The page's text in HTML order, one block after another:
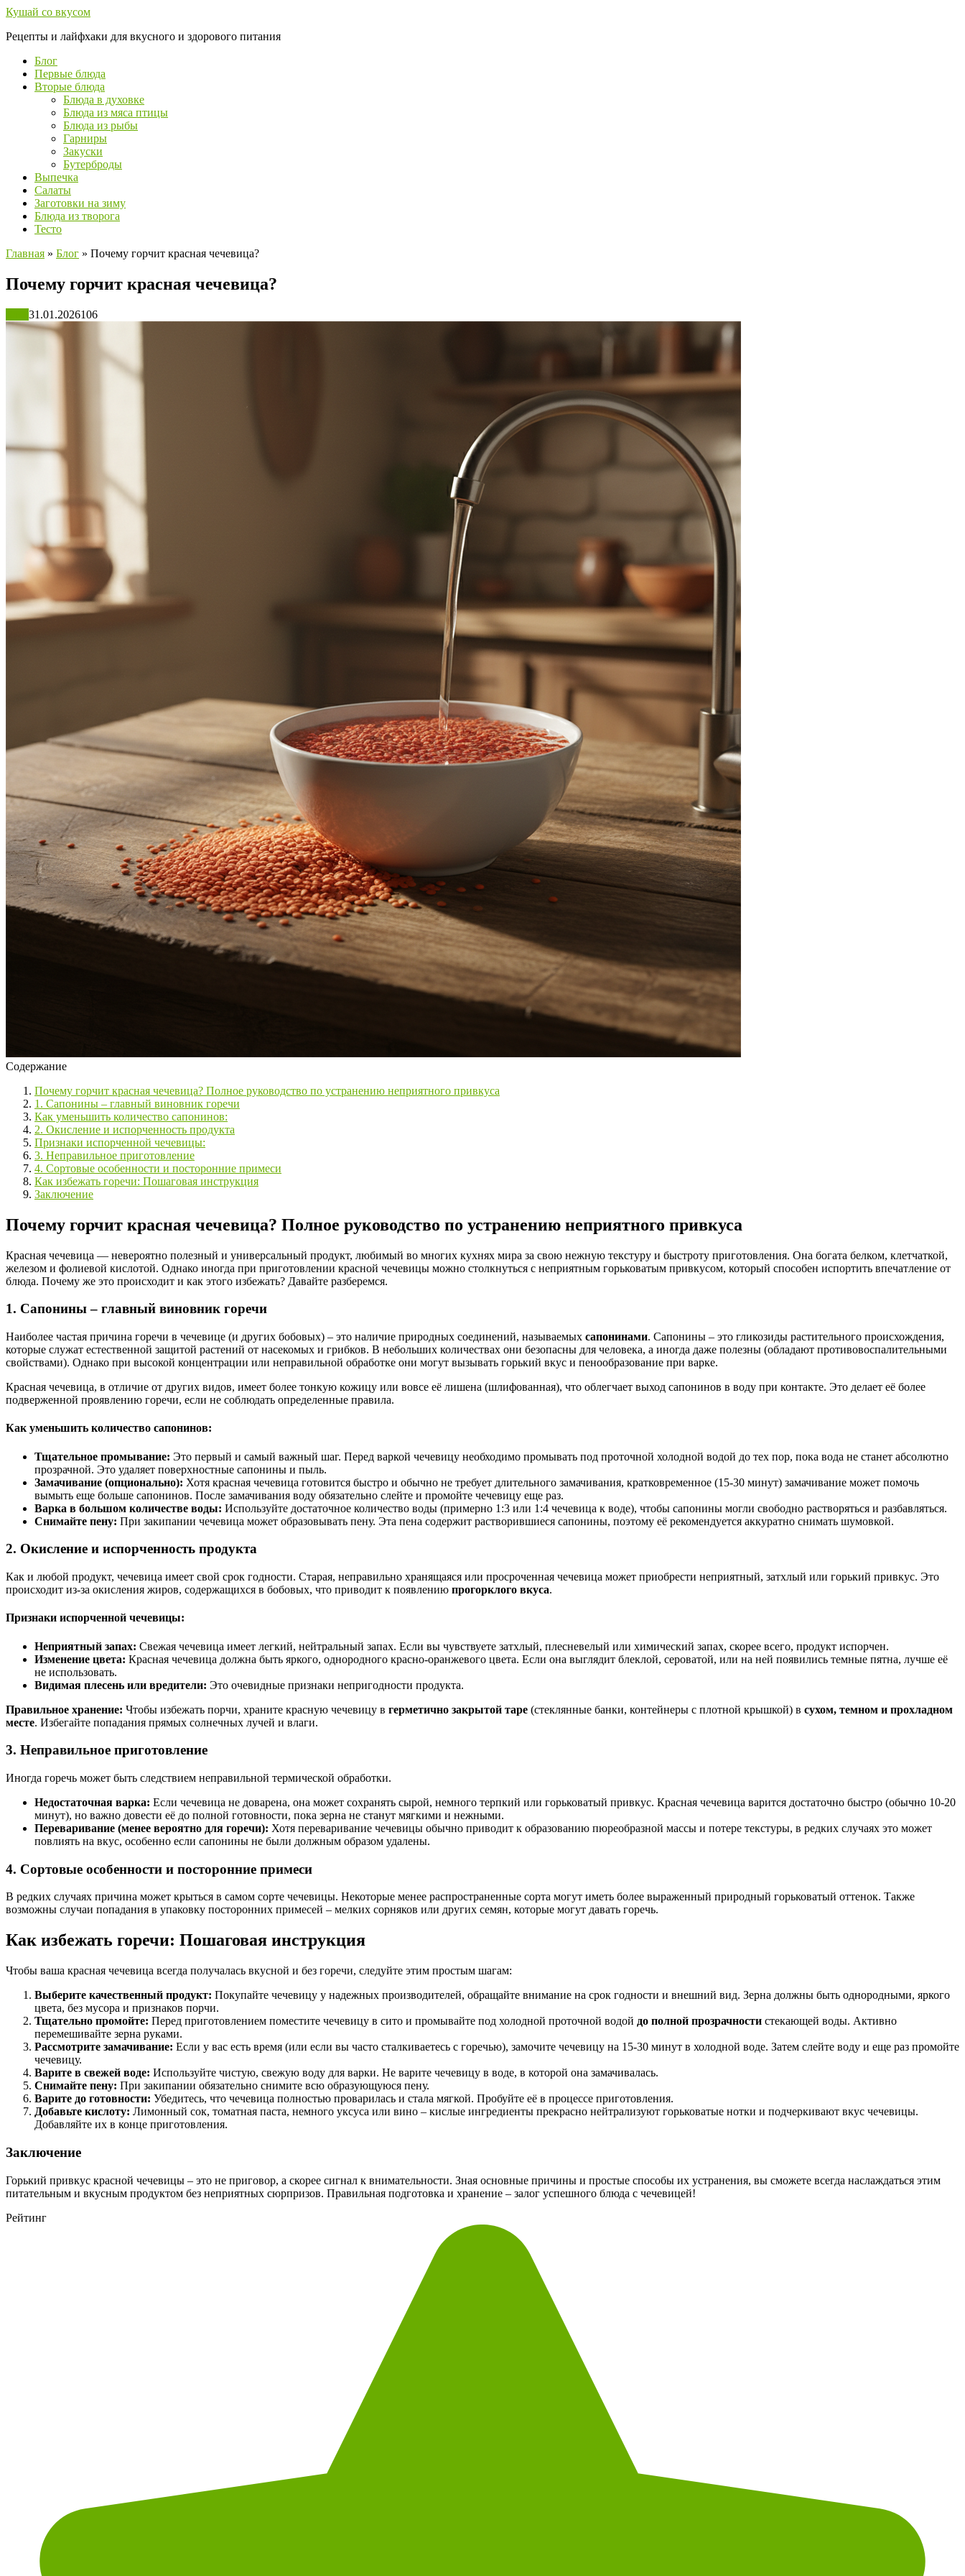
Перейти
контенту
Кушай со вкусом
Рецепты и лайфхаки для вкусного и здорового питания
Блог
Первые блюда
Вторые блюда
Блюда в духовке
Блюда из мяса птицы
Блюда из рыбы
Гарниры
Закуски
Бутерброды
Выпечка
Салаты
Заготовки на зиму
Блюда из творога
Тесто
Главная » Блог » Почему горчит красная чечевица?
Почему горчит красная чечевица?
31.01.2026106
Содержание
Почему горчит красная чечевица? Полное руководство по устранению неприятного привкуса
1. Сапонины – главный виновник горечи
Как уменьшить количество сапонинов:
2. Окисление и испорченность продукта
Признаки испорченной чечевицы:
3. Неправильное приготовление
4. Сортовые особенности и посторонние примеси
Как избежать горечи: Пошаговая инструкция
Заключение
Почему горчит красная чечевица? Полное руководство по устранению неприятного привкуса
Красная чечевица — невероятно полезный и универсальный продукт, любимый во многих кухнях мира за свою нежную текстуру и быстроту приготовления. Она богата белком, клетчаткой,
железом и фолиевой кислотой. Однако иногда при приготовлении красной чечевицы можно столкнуться с неприятным горьковатым привкусом, который способен испортить впечатление от
блюда. Почему же это происходит и как этого избежать? Давайте разберемся.
1. Сапонины – главный виновник горечи
Наиболее частая причина горечи в чечевице (и других бобовых) – это наличие природных соединений, называемых сапонинами. Сапонины – это гликозиды растительного происхождения,
которые служат естественной защитой растений от насекомых и грибков. В небольших количествах они безопасны для человека, а иногда даже полезны (обладают противовоспалительными
свойствами). Однако при высокой концентрации или неправильной обработке они могут вызывать горький вкус и пенообразование при варке.
Красная чечевица, в отличие от других видов, имеет более тонкую кожицу или вовсе её лишена (шлифованная), что облегчает выход сапонинов в воду при контакте. Это делает её более
подверженной проявлению горечи, если не соблюдать определенные правила.
Как уменьшить количество сапонинов:
Тщательное промывание: Это первый и самый важный шаг. Перед варкой чечевицу необходимо промывать под проточной холодной водой до тех пор, пока вода не станет абсолютно
прозрачной. Это удаляет поверхностные сапонины и пыль.
Замачивание (опционально): Хотя красная чечевица готовится быстро и обычно не требует длительного замачивания, кратковременное (15-30 минут) замачивание может помочь
вымыть еще больше сапонинов. После замачивания воду обязательно слейте и промойте чечевицу еще раз.
Варка в большом количестве воды: Используйте достаточное количество воды (примерно 1:3 или 1:4 чечевица к воде), чтобы сапонины могли свободно растворяться и разбавляться.
Снимайте пену: При закипании чечевица может образовывать пену. Эта пена содержит растворившиеся сапонины, поэтому её рекомендуется аккуратно снимать шумовкой.
2. Окисление и испорченность продукта
Как и любой продукт, чечевица имеет свой срок годности. Старая, неправильно хранящаяся или просроченная чечевица может приобрести неприятный, затхлый или горький привкус. Это
происходит из-за окисления жиров, содержащихся в бобовых, что приводит к появлению прогорклого вкуса.
Признаки испорченной чечевицы:
Неприятный запах: Свежая чечевица имеет легкий, нейтральный запах. Если вы чувствуете затхлый, плесневелый или химический запах, скорее всего, продукт испорчен.
Изменение цвета: Красная чечевица должна быть яркого, однородного красно-оранжевого цвета. Если она выглядит блеклой, сероватой, или на ней появились темные пятна, лучше её
не использовать.
Видимая плесень или вредители: Это очевидные признаки непригодности продукта.
Правильное хранение: Чтобы избежать порчи, храните красную чечевицу в герметично закрытой таре (стеклянные банки, контейнеры с плотной крышкой) в сухом, темном и прохладном
месте. Избегайте попадания прямых солнечных лучей и влаги.
3. Неправильное приготовление
Иногда горечь может быть следствием неправильной термической обработки.
Недостаточная варка: Если чечевица не доварена, она может сохранять сырой, немного терпкий или горьковатый привкус. Красная чечевица варится достаточно быстро (обычно 10-20
минут), но важно довести её до полной готовности, пока зерна не станут мягкими и нежными.
Переваривание (менее вероятно для горечи): Хотя переваривание чечевицы обычно приводит к образованию пюреобразной массы и потере текстуры, в редких случаях это может
повлиять на вкус, особенно если сапонины не были должным образом удалены.
4. Сортовые особенности и посторонние примеси
В редких случаях причина может крыться в самом сорте чечевицы. Некоторые менее распространенные сорта могут иметь более выраженный природный горьковатый оттенок. Также
возможны случаи попадания в упаковку посторонних примесей – мелких сорняков или других семян, которые могут давать горечь.
Как избежать горечи: Пошаговая инструкция
Чтобы ваша красная чечевица всегда получалась вкусной и без горечи, следуйте этим простым шагам:
Выберите качественный продукт: Покупайте чечевицу у надежных производителей, обращайте внимание на срок годности и внешний вид. Зерна должны быть однородными, яркого
цвета, без мусора и признаков порчи.
Тщательно промойте: Перед приготовлением поместите чечевицу в сито и промывайте под холодной проточной водой до полной прозрачности стекающей воды. Активно
перемешивайте зерна руками.
Рассмотрите замачивание: Если у вас есть время (или если вы часто сталкиваетесь с горечью), замочите чечевицу на 15-30 минут в холодной воде. Затем слейте воду и еще раз промойте
чечевицу.
Варите в свежей воде: Используйте чистую, свежую воду для варки. Не варите чечевицу в воде, в которой она замачивалась.
Снимайте пену: При закипании обязательно снимите всю образующуюся пену.
Варите до готовности: Убедитесь, что чечевица полностью проварилась и стала мягкой. Пробуйте её в процессе приготовления.
Добавьте кислоту: Лимонный сок, томатная паста, немного уксуса или вино – кислые ингредиенты прекрасно нейтрализуют горьковатые нотки и подчеркивают вкус чечевицы.
Добавляйте их в конце приготовления.
Заключение
Горький привкус красной чечевицы – это не приговор, а скорее сигнал к внимательности. Зная основные причины и простые способы их устранения, вы сможете всегда наслаждаться этим
питательным и вкусным продуктом без неприятных сюрпризов. Правильная подготовка и хранение – залог успешного блюда с чечевицей!
Рейтинг